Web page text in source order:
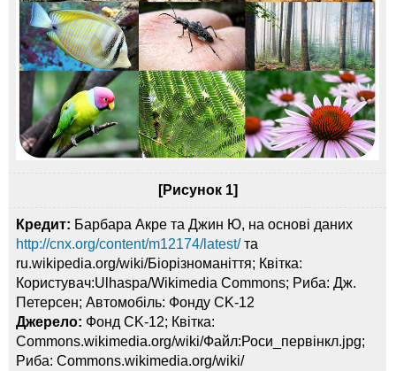
[Рисунок 1]
Кредит: Барбара Акре та Джин Ю, на основі даних
http://cnx.org/content/m12174/latest/та
ru.wikipedia.org/wiki/Біорізноманіття; Квітка:
Користувач:Ulhaspa/Wikimedia Commons; Риба: Дж.
Петерсен; Автомобіль: Фонду CK-12
Джерело: Фонд CK-12; Квітка:
Commons.wikimedia.org/wiki/Файл:Роси_первінкл.jpg;
Риба: Commons.wikimedia.org/wiki/